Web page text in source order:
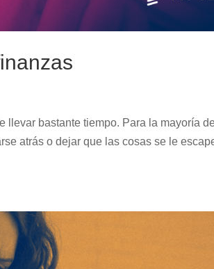
llevar bastante tiempo. Para la mayoría
atrás o dejar que las cosas se le